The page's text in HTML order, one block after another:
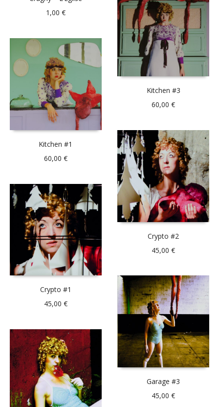
1,00 €
Kitchen #3
60,00€
Kitchen #1
60,00 €
Crypto #2
45,00€
Crypto #1
45,00 €
Garage #3
45,00€